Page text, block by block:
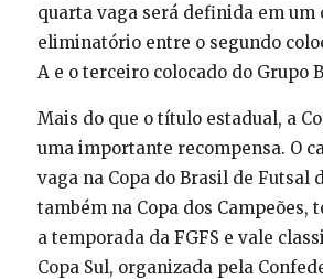
quarta vaga será definida em um
eliminatório entre o segundo
A e o terceiro colocado do Grupo
Mais do que o título estadual, a
uma importante recompensa. O
vaga na Copa do Brasil de Futsal
também na Copa dos Campeões,
a temporada da FGFS e vale
Copa Sul, organizada pela